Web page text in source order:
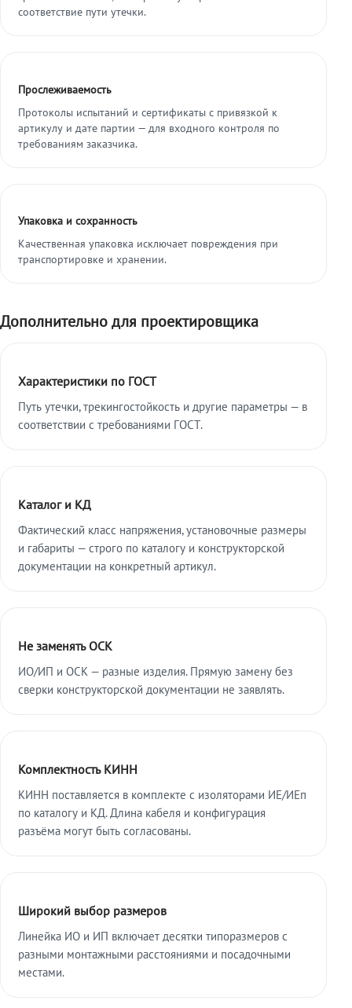
соответствие пути утечки.
Прослеживаемость
Протоколы испытаний и сертификаты с привязкой к
артикулу и дате партии — для входного контроля по
требованиям заказчика.
Упаковка и сохранность
Качественная упаковка исключает повреждения при
транспортировке и хранении.
Дополнительно для проектировщика
Характеристики по ГОСТ
Путь утечки, трекингостойкость и другие параметры — в
соответствии с требованиями ГОСТ.
Каталог и КД
Фактический класс напряжения, установочные размеры
и габариты — строго по каталогу и конструкторской
документации на конкретный артикул.
Не заменять ОСК
ИО/ИП и ОСК — разные изделия. Прямую замену без
сверки конструкторской документации не заявлять.
Комплектность КИНН
КИНН поставляется в комплекте с изоляторами ИЕ/ИЕп
по каталогу и КД. Длина кабеля и конфигурация
разъёма могут быть согласованы.
Широкий выбор размеров
Линейка ИО и ИП включает десятки типоразмеров с
разными монтажными расстояниями и посадочными
местами.